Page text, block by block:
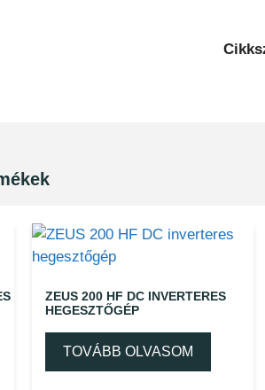
ZEUS 200 HF DC INVERTERES
HEGESZTŐGÉP
TOVÁBB OLVASOM